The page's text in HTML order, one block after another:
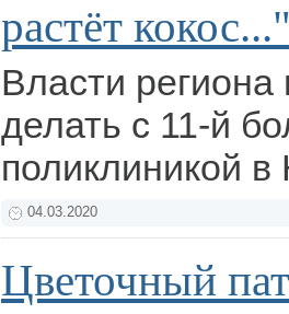
растёт
Власти региона
делать с 11-й
поликлиникой
04.03.2020
Цветочный